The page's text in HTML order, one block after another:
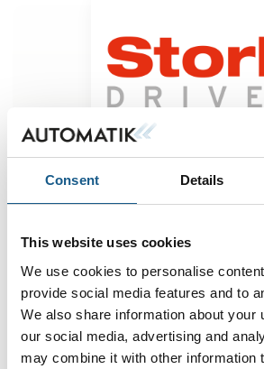
Consent Details
This website uses cookies
We use cookies to personalise
provide social media features and to
We also share information about your
our social media, advertising and
may combine it with other information
Produktet er tilføjet af:
I elektriske drivsystemer starter det ofte
Vi tilbyder World Class produkter og
- og positions systemer til vigtige